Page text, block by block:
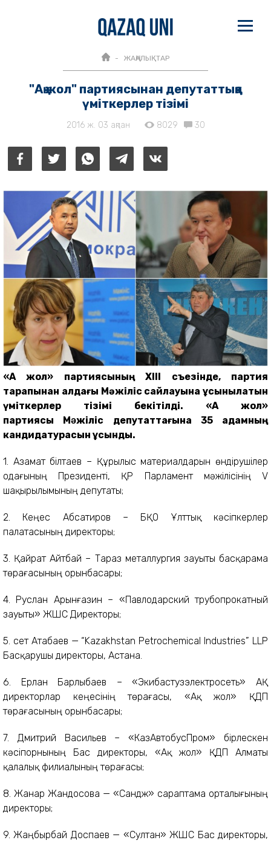
ЖАҢАЛЫҚТАР
"Ақ жол" партиясынан депутаттыққа
үміткерлер тізімі
2016 ж. 03 ақпан 8029 30
«Ақ жол» партиясының XIII съезінде, партия
тарапынан алдағы Мәжіліс сайлауына ұсынылатын
үміткерлер тізімі бекітілді. «Ақ жол»
партиясы Мəжіліс депутаттағына 35 адамның
кандидатурасын ұсынды.
1. Азамат Әбілтаев – Құрылыс материалдарын өндірушілер
одағының Президенті, ҚР Парламент мәжілісінің V
шақырылымының депутаты;
2. Кеңес Абсатиров – БҚО Ұлттық кәсіпкерлер
палатасының директоры;
3. Қайрат Айтбай – Тараз металлургия зауыты басқарама
төрағасының орынбасары;
4. Руслан Арынғазин – «Павлодарский трубопрокатный
зауыты» ЖШС Директоры;
5. Әсет Атабаев — “Kazakhstan Petrochemical Industries” LLP
Басқарушы директоры, Астана.
6. Ерлан Барлыбаев – «Экибастузэлектросеть» АҚ
директорлар кеңесінің төрағасы, «Ақ жол» ҚДП
төрағасының орынбасары;
7. Дмитрий Васильев – «КазАвтобусПром» бірлескен
кәсіпорнының Бас директоры, «Ақ жол» ҚДП Алматы
қалалық филиалының төрағасы;
8. Жанар Жандосова — «Сандж» сараптама орталығының
директоры;
9. Жаңбырбай Доспаев — «Султан» ЖШС Бас директоры,